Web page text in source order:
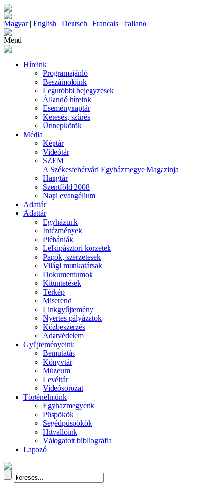
Magyar| English | Deutsch | Francais | Italiano
Menü
Híreink
Programajánló
Beszámolóink
Legutóbbi bejegyzések
Állandó híreink
Eseménynaptár
Keresés, szűrés
Ünnepkörök
Média
Képtár
Videótár
SZEM
A Székesfehérvári Egyházmegye Magazinja
Hangtár
Szentföld 2008
Napi evangélium
Adattár
Adattár
Egyházunk
Intézmények
Plébániák
Lelkipásztori körzetek
Papok, szerzetesek
Világi munkatársak
Dokumentumok
Kitüntetések
Térkép
Miserend
Linkgyűjtemény
Nyertes pályázatok
Közbeszerzés
Adatvédelem
Gyűjteményeink
Bemutatás
Könyvtár
Múzeum
Levéltár
Videósorozat
Történelmünk
Egyházmegyénk
Püspökök
Segédpüspökök
Hitvallóink
Válogatott bibliográfia
Lapozó